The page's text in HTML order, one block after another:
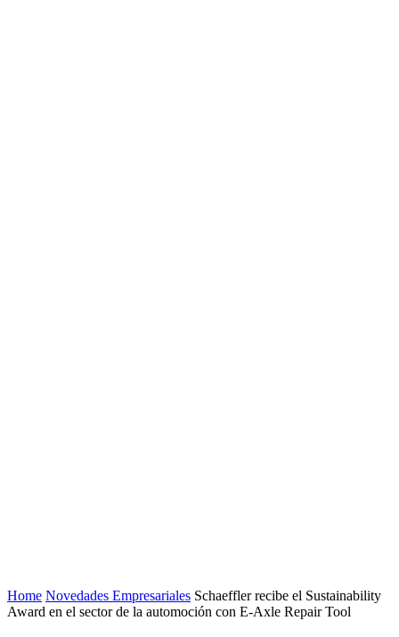
Home Novedades Empresariales Schaeffler recibe el Sustainability
Award en el sector de la automoción con E-Axle Repair Tool